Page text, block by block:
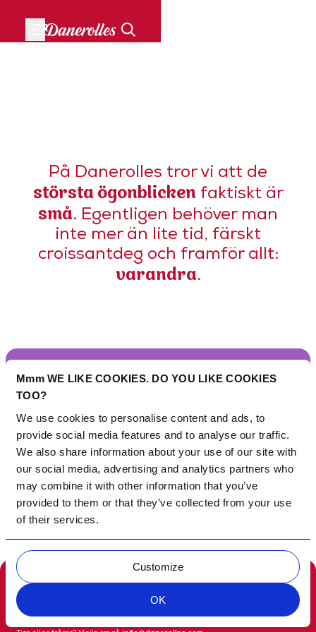
Mmm WE LIKE COOKIES. DO YOU LIKE COOKIES
TOO?
We use cookies to personalise content and ads, to
provide social media features and to analyse our traffic.
We also share information about your use of our site with
our social media, advertising and analytics partners who
may combine it with other information that you’ve
provided to them or that they’ve collected from your use
of their services.
OK
Customize
Rulla de godaste
croissanterna
tillsammans
På Danerolles tror vi att de
största ögonblickenfaktiskt är
små. Egentligen behöver man
inte mer än lite tid, färskt
croissantdeg och framför allt:
varandra.
Vision
De vackraste stunderna upplever vi tillsammans.
Så låt oss lägga undan våra telefoner, ställa oss i
köket och baka läckra croissanter! Sedan 1974 har
Danerolles fört familjer och vänner närmare
varandra med färskt deg av högsta kvalitet.
Perfekt att baka, dela och skapa trevliga stunder
när ni verkligen är hemma tillsammans.